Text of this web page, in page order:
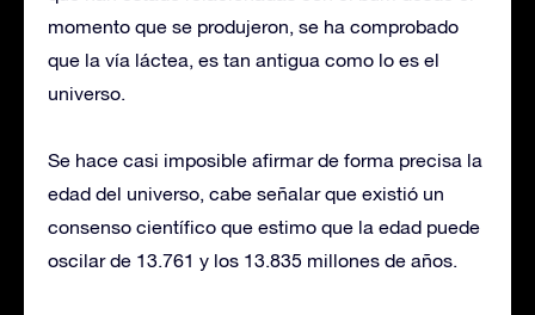
momento que se produjeron, se ha comprobado
que la vía láctea, es tan antigua como lo es el
universo.
Se hace casi imposible afirmar de forma precisa la
edad del universo, cabe señalar que existió un
consenso científico que estimo que la edad puede
oscilar de 13.761 y los 13.835 millones de años.